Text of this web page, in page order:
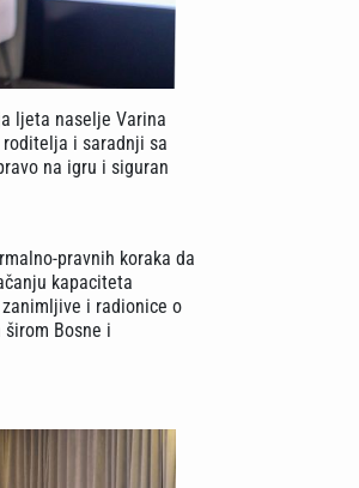
ljeta naselje Varina
i saradnji sa
na igru i siguran
pravnih koraka da
kapaciteta
i radionice o
Bosne i